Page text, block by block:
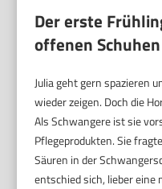
Der erste
offenen Schuhen
Julia geht gern spazieren
wieder zeigen. Doch die
Als Schwangere ist sie
Pflegeprodukten. Sie
Säuren in der
entschied sich, lieber eine